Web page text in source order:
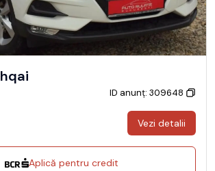
ID anunț: 309648
Vezi detalii
Aplică pentru credit